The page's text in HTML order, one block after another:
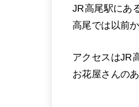
JR高尾駅にあ
高尾では以前
アクセスはJR
お花屋さんの